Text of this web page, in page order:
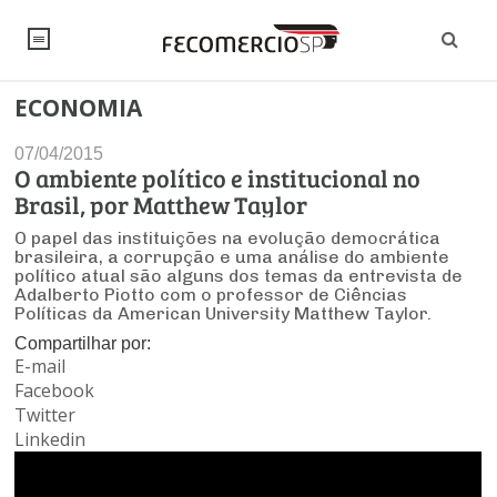
NOTÍCIAS
Editorial
Artigos
Institucional
Debates Fecomercio-SP
PROJETOS ESPECIAIS:
UM BRASIL
UM BRASIL
Economia
Pesquisas
Brasil
Internacional
Modernização do Estado
Economia Digital
Legislação
Empresas
Arbitragem e Mediação
Reforma Tributária
Negócios
Varejo
Atacado
Sustentabilidade
ESG
Últimas Notícias
SINDICATOS
PESQUISAS
FALE CONOSCO
INSTITUCIONAL
Sobre
Imprensa
CONSELHOS
Conselho de Turismo
EMPRESAS
ECONOMIA
07/04/2015
O ambiente político e institucional no
Brasil, por Matthew Taylor
O papel das instituições na evolução democrática
brasileira, a corrupção e uma análise do ambiente
político atual são alguns dos temas da entrevista de
Adalberto Piotto com o professor de Ciências
Políticas da American University Matthew Taylor.
Compartilhar por:
E-mail
Facebook
Twitter
Linkedin